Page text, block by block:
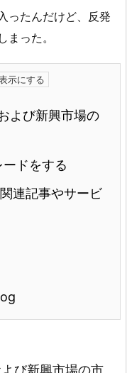
ったんだけど、反発
った。
よび新興市場の
ドをする
連記事やサービ
び新興市場の市